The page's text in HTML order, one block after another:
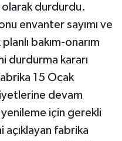
durdurdu.
envanter sayımı ve
bakım-onarım
durdurma kararı
15 Ocak
devam
için gerekli
fabrika